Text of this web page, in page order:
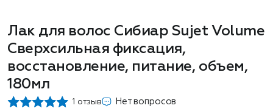
Лак для волос Сибиар Sujet Volume
Сверхсильная фиксация,
восстановление, питание, объем,
180мл
1 отзыв Нет вопросов